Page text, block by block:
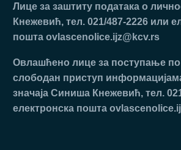
Лице за заштиту података о
Кнежевић, тел. 021/487-2226 или
пошта ovlascenolice.ijz@kcv.rs
Oвлaшћeнo лицe зa пoступaњe пo
слободан приступ
знaчaja Синиша Кнежевић, тел.
електронска пошта